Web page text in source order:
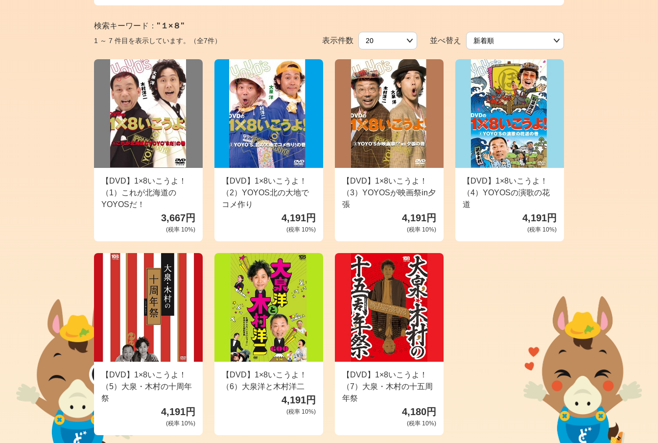
検索キーワード： "１×８"
1 ～ 7 件目を表示しています。（全7件） 表示件数 並べ替え
【DVD】1×8いこうよ！
（1）これが北海道の
YOYOSだ！
3,667円
(税率 10%)
【DVD】1×8いこうよ！
（2）YOYOS北の大地で
コメ作り
4,191円
(税率 10%)
【DVD】1×8いこうよ！
（3）YOYOSが映画祭in夕
張
4,191円
(税率 10%)
【DVD】1×8いこうよ！
（4）YOYOSの演歌の花
道
4,191円
(税率 10%)
【DVD】1×8いこうよ！
（5）大泉・木村の十周年
祭
4,191円
(税率 10%)
【DVD】1×8いこうよ！
（6）大泉洋と木村洋二
4,191円
(税率 10%)
【DVD】1×8いこうよ！
（7）大泉・木村の十五周
年祭
4,180円
(税率 10%)